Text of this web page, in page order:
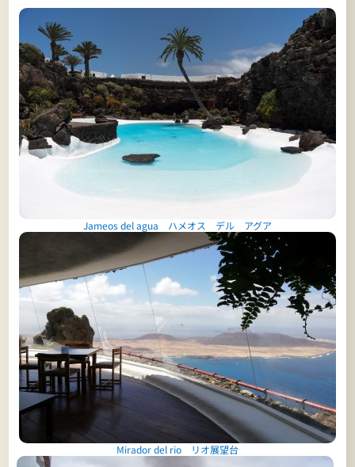
Jameos del agua ハメオス デル アグア
Mirador del rio リオ展望台